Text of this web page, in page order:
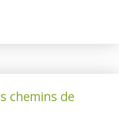
chemins de